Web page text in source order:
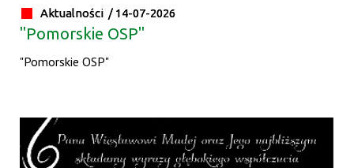
Aktualności / 14-07-2026
"Pomorskie OSP"
"Pomorskie OSP"